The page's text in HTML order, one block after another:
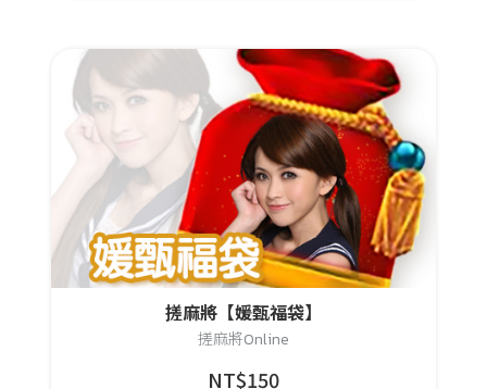
搓麻將【媛甄福袋】
搓麻將Online
NT$150